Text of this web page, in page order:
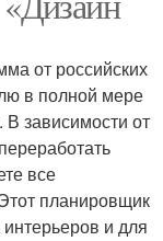
от российских
в полной мере
зависимости от
все
планировщик
и для